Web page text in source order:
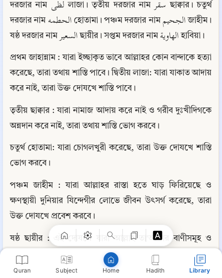
Quran Subject Home Hadith Library
দরজার নাম لظى লাজা। তৃতীয় দরজার নাম سقر ছাক্বার। চতুর্থ
দরজার নাম الحطمه হোতামা। পঞ্চম দরজার নাম الجحيم জাহীম।
ষষ্ঠ দরজার নাম السعير ছায়ীর। সপ্তম দরজার নাম الهاوية হাবিয়া।
প্রথম জাহান্নাম : যারা ইচ্ছাকৃত ভাবে আল্লাহর কোন বান্দাকে হত্যা
করেছে, তারা তথায় শাস্তি পাবে। দ্বিতীয় লাজা: যারা যাকাত আদায়
করে নাই, তারা উক্ত দোযখে শাস্তি পাবে।
তৃতীয় ছাক্বার : যারা নামাজ আদায় করে নাই ও গরীব দুঃখীদিগকে
অন্নদান করে নাই, তারা তথায় শাস্তি ভোগ করবে।
চতুর্থ হোতামা: যারা চোগলখুরী করেছে, তারা উক্ত দোযখে শাস্তি
ভোগ করবে।
পঞ্চম জাহীম : যারা আল্লাহর রাস্তা হতে ঘাড় ফিরিয়েছে ও
ক্ষণস্থায়ী দুনিয়ার যিন্দেগীর লোভে জীবন উৎসর্গ করেছে, তারা
উক্ত দোযখে প্রবেশ করবে।
ষষ্ঠ ছায়ীর : এই দোযখে যারা আল্লাহ তা'আলার বাণীসমূহ ও
নিদর্শনসমূহকে অস্বীকার করেছে, তাদের শাস্তির জন্য ইহা
নির্ধারিত।
Copy